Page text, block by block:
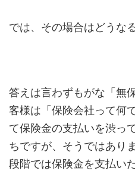
では、その場合はどうな
答えは言わずもがな「無
客様は「保険会社って何
て保険金の支払いを渋っ
ちですが、そうではあり
段階では保険金を支払い